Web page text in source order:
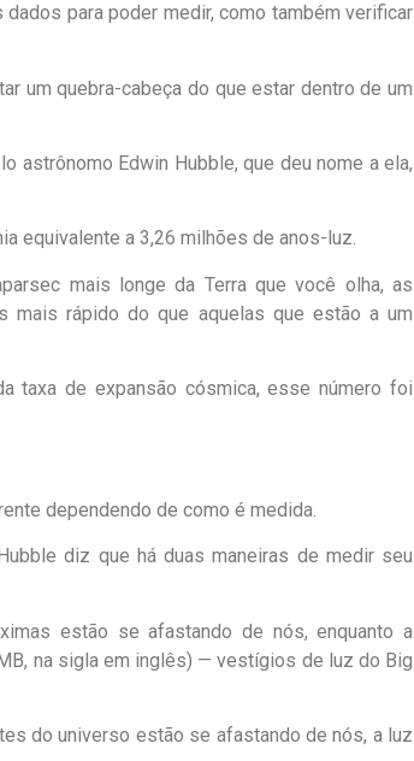
para poder medir, como também verificar
um quebra-cabeça do que estar dentro de um
astrônomo Edwin Hubble, que deu nome a ela,
equivalente a 3,26 milhões de anos-luz.
mais longe da Terra que você olha, as
rápido do que aquelas que estão a um
taxa de expansão cósmica, esse número foi
dependendo de como é medida.
diz que há duas maneiras de medir seu
estão se afastando de nós, enquanto a
na sigla em inglês) — vestígios de luz do Big
do universo estão se afastando de nós, a luz